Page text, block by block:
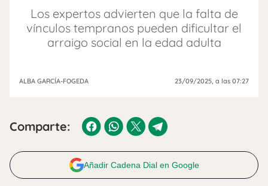
Los expertos advierten que la falta de
vínculos tempranos pueden dificultar el
arraigo social en la edad adulta
ALBA GARCÍA-FOGEDA 23/09/2025, a las 07:27
Comparte:
Añadir Cadena Dial en Google